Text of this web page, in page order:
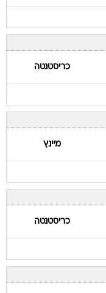
כריסטנטה
מיינץ
כריסטנטה